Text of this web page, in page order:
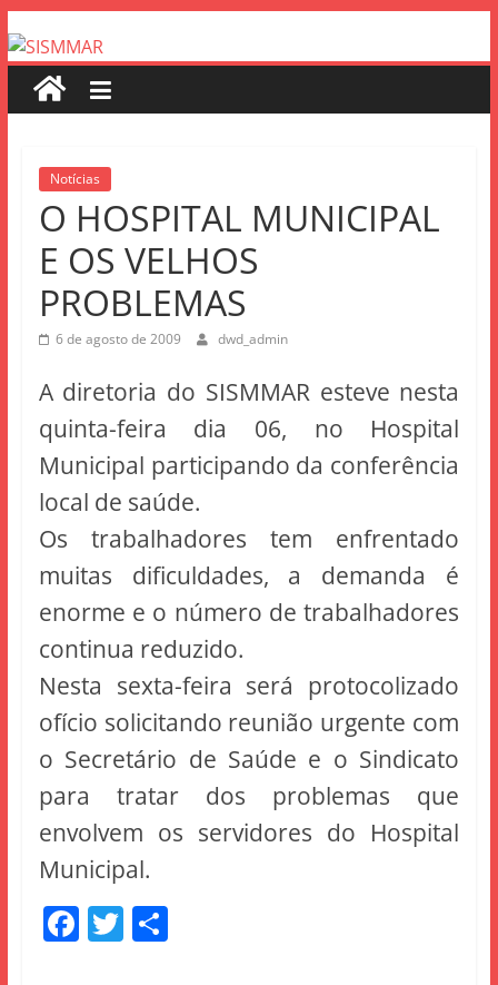
Notícias
O HOSPITAL MUNICIPAL
E OS VELHOS
PROBLEMAS
6 de agosto de 2009 dwd_admin
A diretoria do SISMMAR esteve nesta
quinta-feira dia 06, no Hospital
Municipal participando da conferência
local de saúde.
Os trabalhadores tem enfrentado
muitas dificuldades, a demanda é
enorme e o número de trabalhadores
continua reduzido.
Nesta sexta-feira será protocolizado
ofício solicitando reunião urgente com
o Secretário de Saúde e o Sindicato
para tratar dos problemas que
envolvem os servidores do Hospital
Municipal.
F T S